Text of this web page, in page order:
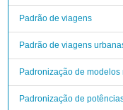
Padrão de viagens
Padrão de viagens
Padronização de modelos
Padronização de